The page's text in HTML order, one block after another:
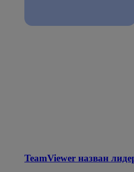
TeamViewer назван